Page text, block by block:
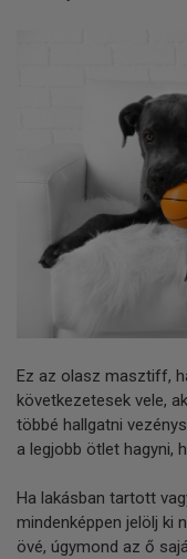
Ez az olasz masztiff,
következetesek vele,
többé hallgatni
a legjobb ötlet hagyni,
Ha lakásban tartott
mindenképpen jelölj ki
övé, úgymond az ő